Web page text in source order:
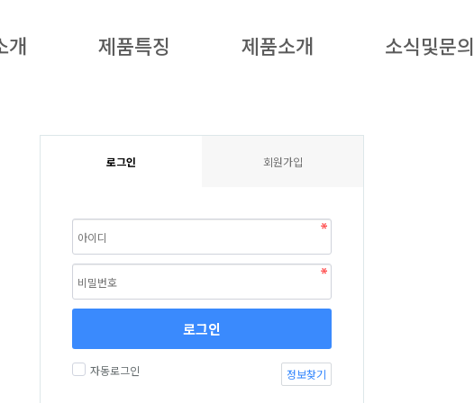
개 제품특징 제품소개 소식및문의
로그인 회원가입
로그인
자동로그인 정보찾기